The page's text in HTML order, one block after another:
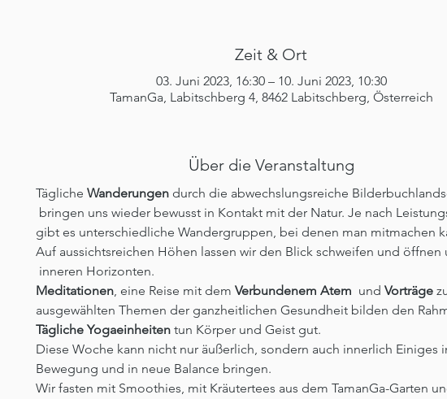
Zeit & Ort
03. Juni 2023, 16:30 – 10. Juni 2023, 10:30
TamanGa, Labitschberg 4, 8462 Labitschberg, Österreich
Über die Veranstaltung
Tägliche Wanderungen durch die abwechslungsreiche
bringen uns wieder bewusst in Kontakt mit der Natur. Je nach
gibt es unterschiedliche Wandergruppen, bei denen man mitmachen
Auf aussichtsreichen Höhen lassen wir den Blick schweifen und öffnen
inneren Horizonten.
Meditationen, eine Reise mit dem Verbundenem Atem und Vorträge
ausgewählten Themen der ganzheitlichen Gesundheit bilden den
Tägliche Yogaeinheiten tun Körper und Geist gut.
Diese Woche kann nicht nur äußerlich, sondern auch innerlich Einiges
Bewegung und in neue Balance bringen.
Wir fasten mit Smoothies, mit Kräutertees aus dem TamanGa-Garten